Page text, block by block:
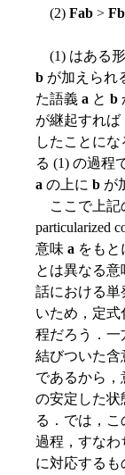
(2) Fab > Fb
(1) はある
b が加えられ
た語義 a と b
が継起すれば
したことに
る (1) の過程
a の上に b が
ここで上記
particularized
意味 a をも
とは異なる意
話における単
いため，定式
程だろう．一
結びついた含
であるから
の安定した状
る．では，
過程，すなわ
に対応するも